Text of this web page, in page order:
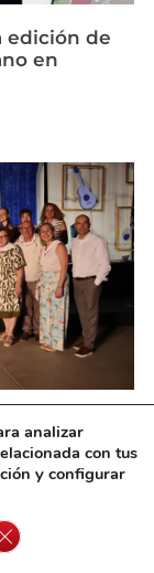
edición de
en
con el
analizar
con tus
y configurar
Cerrar el banner de